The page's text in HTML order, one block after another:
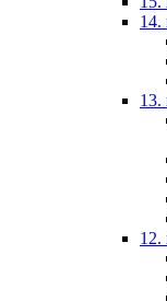
14.
13.
12.